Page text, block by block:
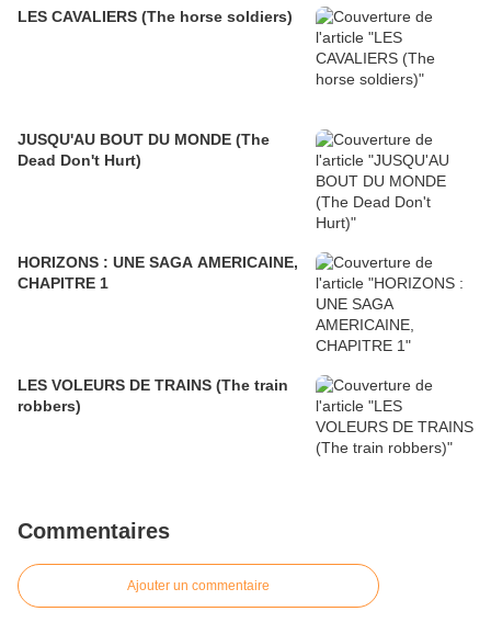
LES CAVALIERS (The horse soldiers)
JUSQU'AU BOUT DU MONDE (The
Dead Don't Hurt)
HORIZONS : UNE SAGA AMERICAINE,
CHAPITRE 1
LES VOLEURS DE TRAINS (The train
robbers)
Commentaires
Ajouter un commentaire